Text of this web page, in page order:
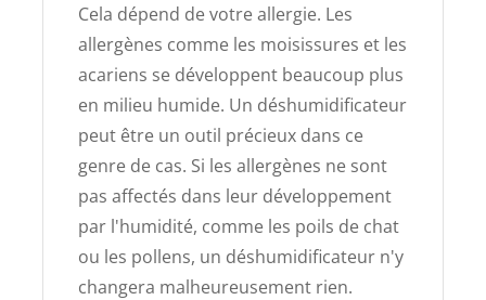
Cela dépend de votre allergie. Les
allergènes comme les moisissures et les
acariens se développent beaucoup plus
en milieu humide. Un déshumidificateur
peut être un outil précieux dans ce
genre de cas. Si les allergènes ne sont
pas affectés dans leur développement
par l'humidité, comme les poils de chat
ou les pollens, un déshumidificateur n'y
changera malheureusement rien.